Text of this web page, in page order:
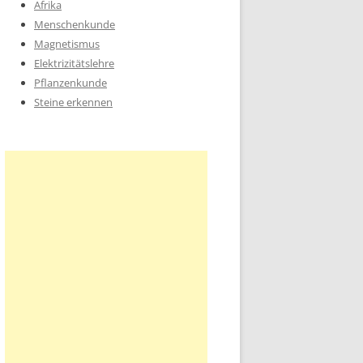
Afrika
Menschenkunde
Magnetismus
Elektrizitätslehre
Pflanzenkunde
Steine erkennen